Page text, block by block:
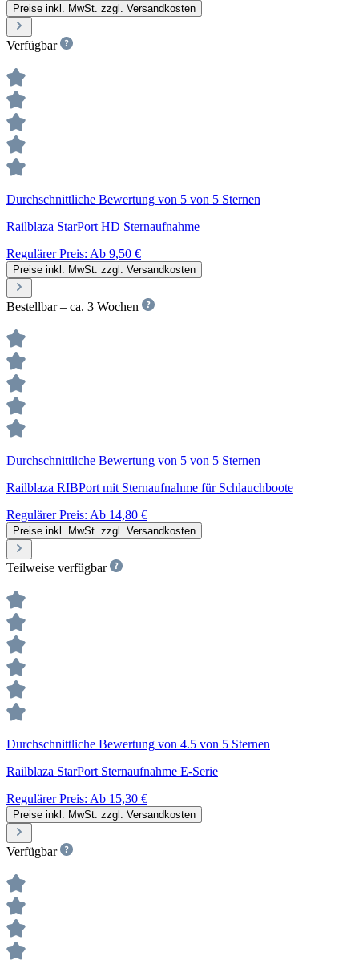
Preise inkl. MwSt. zzgl. Versandkosten
Verfügbar
Durchschnittliche Bewertung von 5 von 5 Sternen
Railblaza StarPort HD Sternaufnahme
Regulärer Preis: Ab 9,50 €
Preise inkl. MwSt. zzgl. Versandkosten
Bestellbar – ca. 3 Wochen
Durchschnittliche Bewertung von 5 von 5 Sternen
Railblaza RIBPort mit Sternaufnahme für Schlauchboote
Regulärer Preis: Ab 14,80 €
Preise inkl. MwSt. zzgl. Versandkosten
Teilweise verfügbar
Durchschnittliche Bewertung von 4.5 von 5 Sternen
Railblaza StarPort Sternaufnahme E-Serie
Regulärer Preis: Ab 15,30 €
Preise inkl. MwSt. zzgl. Versandkosten
Verfügbar